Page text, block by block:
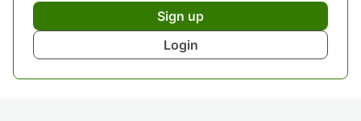
Sign up
Login